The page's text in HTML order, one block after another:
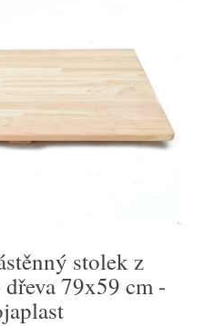
stolek z
79x59 cm -